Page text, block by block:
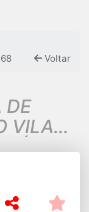
Voltar
DE
VILA
SP